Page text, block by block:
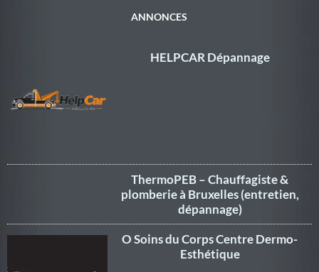
ANNONCES
HELPCAR Dépannage
ThermoPEB – Chauffagiste &
plomberie à Bruxelles (entretien,
dépannage)
O Soins du Corps Centre Dermo-
Esthétique